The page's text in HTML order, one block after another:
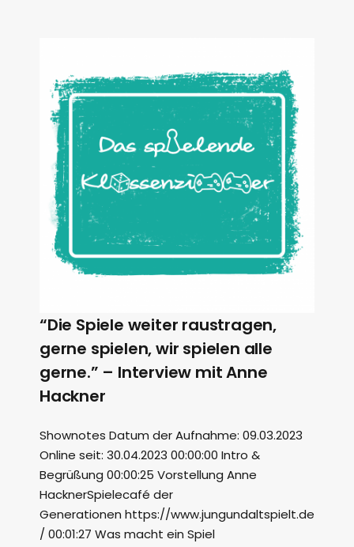
“Die Spiele weiter raustragen,
gerne spielen, wir spielen alle
gerne.” – Interview mit Anne
Hackner
Shownotes Datum der Aufnahme: 09.03.2023
Online seit: 30.04.2023 00:00:00 Intro &
Begrüßung 00:00:25 Vorstellung Anne
HacknerSpielecafé der
Generationen https://www.jungundaltspielt.de
/ 00:01:27 Was macht ein Spiel